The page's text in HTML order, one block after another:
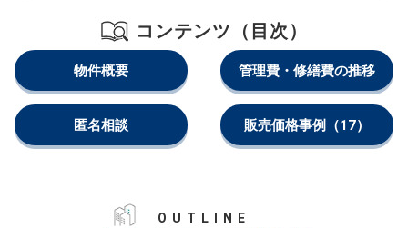
コンテンツ（目次）
物件概要 管理費・修繕費の推移
匿名相談 販売価格事例 （17）
OUTLINE